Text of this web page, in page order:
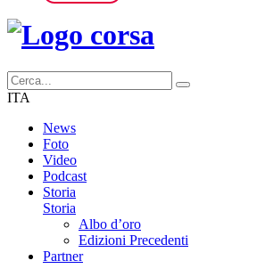
ITA
News
Foto
Video
Podcast
Storia
Storia
Albo d’oro
Edizioni Precedenti
Partner